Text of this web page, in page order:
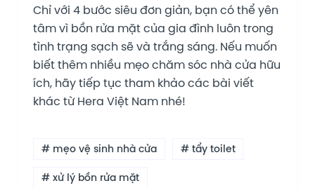
Chỉ với 4 bước siêu đơn giản, bạn có thể yên
tâm vì bồn rửa mặt của gia đình luôn trong
tình trạng sạch sẽ và trắng sáng. Nếu muốn
biết thêm nhiều mẹo chăm sóc nhà cửa hữu
ích, hãy tiếp tục tham khảo các bài viết
khác từ Hera Việt Nam nhé!
# mẹo vệ sinh nhà cửa
# tẩy toilet
# xử lý bồn rửa mặt